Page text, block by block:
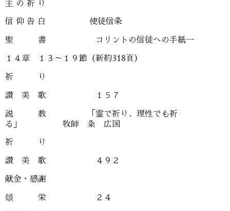
主 の 祈 り
信 仰 告 白 使徒信条
聖 書 コリントの信徒への手紙一
１４章 １３～１９節（新約318頁）
祈 り
讃 美 歌 １５７
説 教 「霊で祈り、理性でも祈
る」 牧師 粂 広国
祈 り
讃 美 歌 ４９２
献金・感謝
頌 栄 ２４